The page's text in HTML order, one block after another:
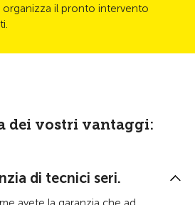
organizza il pronto intervento
dei vostri vantaggi:
di tecnici seri.